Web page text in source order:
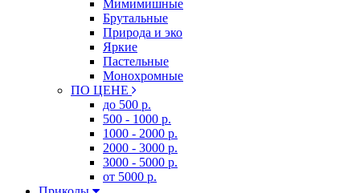
Мимимишные
Брутальные
Природа и эко
Яркие
Пастельные
Монохромные
ПО ЦЕНЕ
до 500 р.
500 - 1000 р.
1000 - 2000 р.
2000 - 3000 р.
3000 - 5000 р.
от 5000 р.